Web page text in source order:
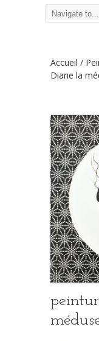
Accueil /
Diane la